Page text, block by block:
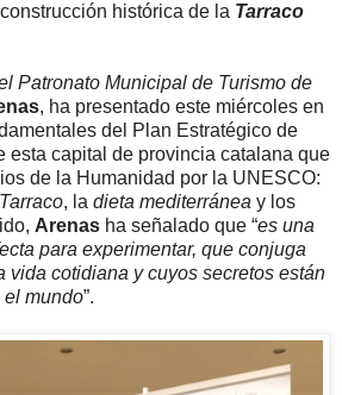
histórica de la Tarraco
Patronato Municipal de Turismo de
, ha presentado este miércoles en
del Plan Estratégico de
esta capital de provincia catalana que
de la Humanidad por la UNESCO:
, la dieta mediterránea y los
Arenas ha señalado que “es una
para experimentar, que conjuga
vida cotidiana y cuyos secretos están
el mundo”.